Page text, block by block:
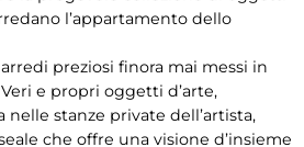
l’appartamento dello
preziosi finora mai messi in
e propri oggetti d’arte,
stanze private dell’artista,
che offre una visione d’insieme